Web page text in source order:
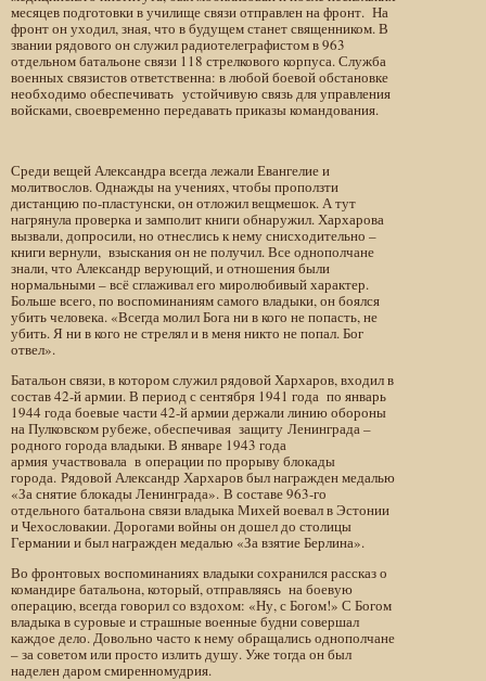
месяцев подготовки в училище связи отправлен на фронт. На
фронт он уходил, зная, что в будущем станет священником. В
звании рядового он служил радиотелеграфистом в 963
отдельном батальоне связи 118 стрелкового корпуса. Служба
военных связистов ответственна: в любой боевой обстановке
необходимо обеспечивать устойчивую связь для управления
войсками, своевременно передавать приказы командования.
Среди вещей Александра всегда лежали Евангелие и
молитвослов. Однажды на учениях, чтобы проползти
дистанцию по-пластунски, он отложил вещмешок. А тут
нагрянула проверка и замполит книги обнаружил. Хархарова
вызвали, допросили, но отнеслись к нему снисходительно –
книги вернули, взыскания он не получил. Все однополчане
знали, что Александр верующий, и отношения были
нормальными – всё сглаживал его миролюбивый характер.
Больше всего, по воспоминаниям самого владыки, он боялся
убить человека. «Всегда молил Бога ни в кого не попасть, не
убить. Я ни в кого не стрелял и в меня никто не попал. Бог
отвел».
Батальон связи, в котором служил рядовой Хархаров, входил в
состав 42-й армии. В период с сентября 1941 года по январь
1944 года боевые части 42-й армии держали линию обороны
на Пулковском рубеже, обеспечивая защиту Ленинграда –
родного города владыки. В январе 1943 года
армия участвовала в операции по прорыву блокады
города. Рядовой Александр Хархаров был награжден медалью
«За снятие блокады Ленинграда». В составе 963-го
отдельного батальона связи владыка Михей воевал в Эстонии
и Чехословакии. Дорогами войны он дошел до столицы
Германии и был награжден медалью «За взятие Берлина».
Во фронтовых воспоминаниях владыки сохранился рассказ о
командире батальона, который, отправляясь на боевую
операцию, всегда говорил со вздохом: «Ну, с Богом!» С Богом
владыка в суровые и страшные военные будни совершал
каждое дело. Довольно часто к нему обращались однополчане
– за советом или просто излить душу. Уже тогда он был
наделен даром смиренномудрия.